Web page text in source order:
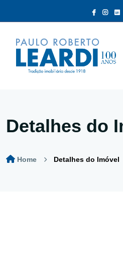
Detalhes do
Home Detalhes do Imóvel